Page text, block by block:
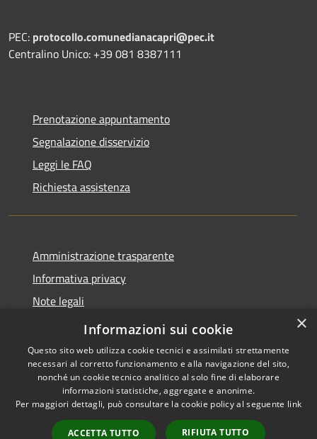
PEC: protocollo.comunedianacapri@pec.it
Centralino Unico: +39 081 8387111
Prenotazione appuntamento
Segnalazione disservizio
Leggi le FAQ
Richiesta assistenza
Amministrazione trasparente
Informativa privacy
Note legali
Dichiarazione di accessibilità
Accessibilità
Copyright © 2026 • Comune di
Anacapri • Powered by
Municipium•
Accesso
×
Informazioni sui cookie
Questo sito web utilizza cookie tecnici e assimilati strettamente
necessari al corretto funzionamento e alla navigazione del sito,
nonché un cookie tecnico analitico al solo fine di elaborare
informazioni statistiche, aggregate e anonime.
Per maggiori dettagli, può consultare la cookie policy al seguente link
ACCETTA TUTTO RIFIUTA TUTTO